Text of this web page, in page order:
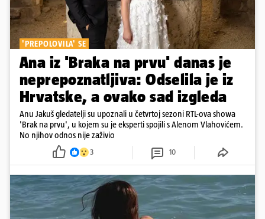
'PREPOLOVILA' SE
Ana iz 'Braka na prvu' danas je
neprepoznatljiva: Odselila je iz
Hrvatske, a ovako sad izgleda
Anu Jakuš gledatelji su upoznali u četvrtoj sezoni RTL-ova showa
'Brak na prvu', u kojem su je eksperti spojili s Alenom Vlahovićem.
No njihov odnos nije zaživio
3 10